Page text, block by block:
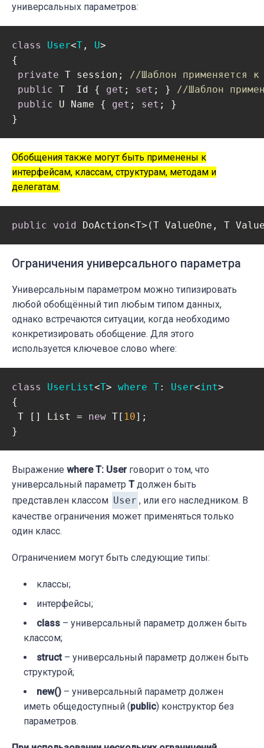
Console.WriteLine(OneID);
универсальных параметров:
class User<T , U>
{
private T session; //Шаблон применяется к
public T  Id { get ; set ; } //Шаблон
public U Name { get ; set ; }
}
Обобщения также могут быть применены к
интерфейсам, классам, структурам, методам и
делегатам.
public void DoAction<T>(T ValueOne, T
Ограничения универсального параметра
Универсальным параметром можно типизировать
любой обобщённый тип любым типом данных,
однако встречаются ситуации, когда необходимо
конкретизировать обобщение. Для этого
используется ключевое слово where:
class UserList<T> where T: User<int>
{
T [] List = new T[ 10];
}
Выражение where T: User говорит о том, что
универсальный параметр Tдолжен быть
представлен классом User , или его наследником. В
качестве ограничения может применяться только
один класс.
Ограничением могут быть следующие типы:
классы;
интерфейсы;
class – универсальный параметр должен быть
классом;
struct– универсальный параметр должен быть
структурой;
new() – универсальный параметр должен
иметь общедоступный (public) конструктор без
параметров.